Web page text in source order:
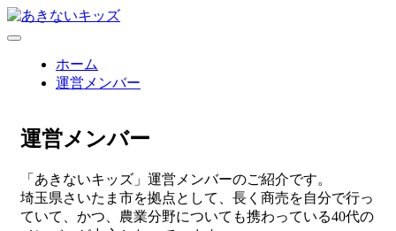
ホーム
運営メンバー
運営メンバー
「あきないキッズ」運営メンバーのご紹介です。
埼玉県さいたま市を拠点として、長く商売を自分で行っ
ていて、かつ、農業分野についても携わっている40代の